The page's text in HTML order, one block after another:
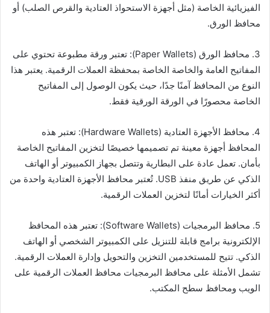
الفيزيائية الخاصة (مثل أجهزة الاستحواذ العتادية والقرص الصلب) أو
محافظ الورق.
3. محافظ الورق (Paper Wallets): تعتبر ورقة مطبوعة تحتوي على
المفاتيح العامة والخاصة الخاصة بمحفظة العملات الرقمية. يعتبر هذا
النوع من المحافظ آمنًا جدًا، حيث يكون الوصول إلى المفاتيح
الخاصة محصورًا في الورقة الورقية فقط.
4. محافظ الأجهزة العتادية (Hardware Wallets): تعتبر هذه
المحافظ أجهزة معينة تم تصميمها خصيصًا لتخزين المفاتيح الخاصة
بأمان. تعمل عادة على البطارية وتتصل بجهاز الكمبيوتر أو الهاتف
الذكي عن طريق منفذ USB. تُعتبر محافظ الأجهزة العتادية واحدة من
أكثر الخيارات أمانًا لتخزين العملات الرقمية.
5. محافظ البرمجيات (Software Wallets): تعتبر هذه المحافظ
الإلكترونية برامج قابلة للتنزيل على الكمبيوتر الشخصي أو الهاتف
الذكي. تتيح للمستخدمين التخزين والتحويل وإدارة العملات الرقمية.
تشمل الأمثلة على محافظ البرمجيات محافظ العملات الرقمية على
الويب ومحافظ سطح المكتب.